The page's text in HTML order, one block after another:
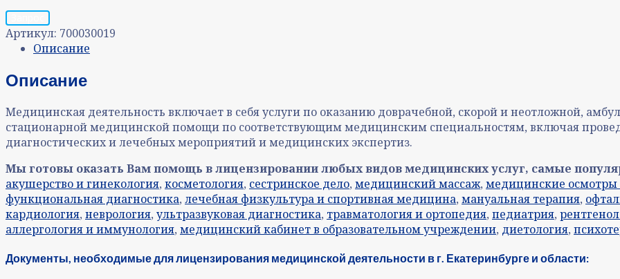
Артикул: 700030019
Описание
Описание
Медицинская деятельность включает в себя услуги по оказанию доврачебной, скорой и неотложной,
стационарной медицинской помощи по соответствующим медицинским специальностям, включая
диагностических и лечебных мероприятий и медицинских экспертиз.
Мы готовы оказать Вам помощь в лицензировании любых видов медицинских услуг, самые
акушерство и гинекология, косметология, сестринское дело, медицинский массаж, медицинские осмотры
функциональная диагностика, лечебная физкультура и спортивная медицина, мануальная терапия,
кардиология, неврология, ультразвуковая диагностика, травматология и ортопедия, педиатрия,
аллергология и иммунология, медицинский кабинет в образовательном учреждении, диетология,
Документы, необходимые для лицензирования медицинской деятельности в г. Екатеринбурге и области: